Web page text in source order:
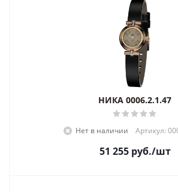
НИКА 0006.2.1.47
Нет в наличии Артикул:
51 255руб./шт